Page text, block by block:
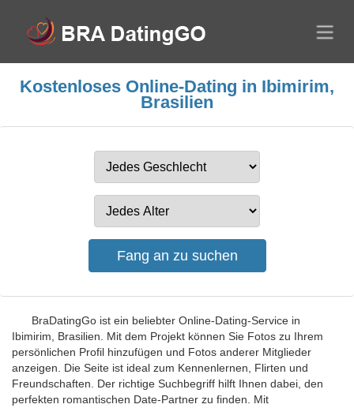
Kostenloses Online-Dating in Ibimirim,
Brasilien
BraDatingGo ist ein beliebter Online-Dating-Service in
Ibimirim, Brasilien. Mit dem Projekt können Sie Fotos zu Ihrem
persönlichen Profil hinzufügen und Fotos anderer Mitglieder
anzeigen. Die Seite ist ideal zum Kennenlernen, Flirten und
Freundschaften. Der richtige Suchbegriff hilft Ihnen dabei, den
perfekten romantischen Date-Partner zu finden. Mit